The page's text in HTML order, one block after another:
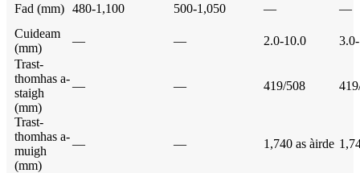
Fad (mm) 480-1,100 500-1,050 —
—
Cuideam
(mm)
— — 2.0-10.0
Trast-
thomhas a-
staigh
(mm)
— — 419/508
Trast-
thomhas a-
muigh
(mm)
— — 1,740 as àirde